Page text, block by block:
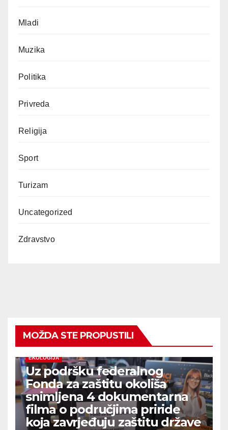
Mladi
Muzika
Politika
Privreda
Religija
Sport
Turizam
Uncategorized
Zdravstvo
MOŽDA STE PROPUSTILI
EKOLOGIJA
Uz podršku federalnog
Fonda za zaštitu okoliša
snimljena 4 dokumentarna
filma o područjima priride
koja zavrjeđuju zaštitu države